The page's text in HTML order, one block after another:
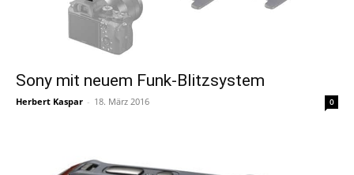
Sony mit neuem Funk-Blitzsystem
Herbert Kaspar - 18. März 2016 0